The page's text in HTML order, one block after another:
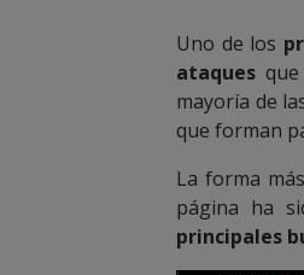
Uno de los
ataques
mayoría de
que forman
La forma
página ha
principales